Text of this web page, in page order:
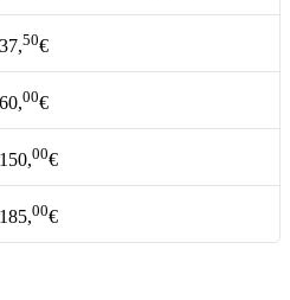
37,50€
60,00€
150,00€
185,00€